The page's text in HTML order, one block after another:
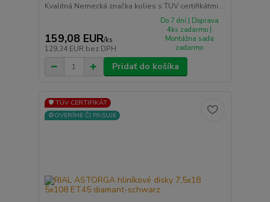
Kvalitná Nemecká značka kolies s TUV certifikátmi ...
159,08 EUR/ks
129,34 EUR bez DPH
Do 7 dní | Doprava
4ks zadarmo |
Montážna sada
zadarmo
Pridať do košíka
🛡️ TÜV CERTIFIKÁT
⚙️OVERÍME ČI PASUJE